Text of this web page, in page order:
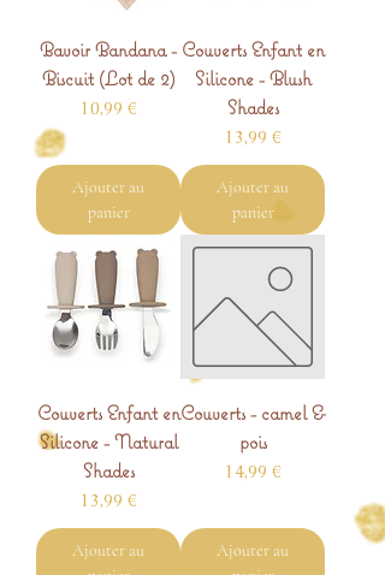
Bavoir Bandana -
Biscuit (Lot de 2)
Prix
10,99 €
Ajouter au
panier
Couverts Enfant en
Silicone - Blush
Shades
Prix
13,99 €
Ajouter au
panier
Couverts Enfant en
Silicone - Natural
Shades
Prix
13,99 €
Ajouter au
Couverts - camel &
pois
Prix
14,99 €
Ajouter au